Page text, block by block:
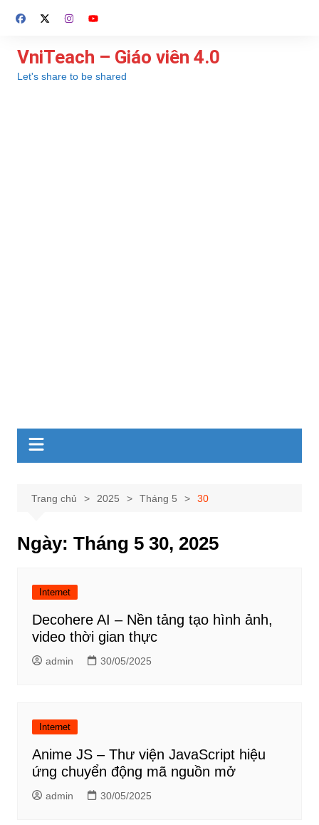
đến
dung
VniTeach – Giáo viên 4.0
Let's share to be shared
Trang chủ 2025 Tháng 5 30
Ngày: Tháng 5 30, 2025
Internet
Decohere AI – Nền tảng tạo hình ảnh,
video thời gian thực
admin 30/05/2025
Internet
Anime JS – Thư viện JavaScript hiệu
ứng chuyển động mã nguồn mở
admin 30/05/2025